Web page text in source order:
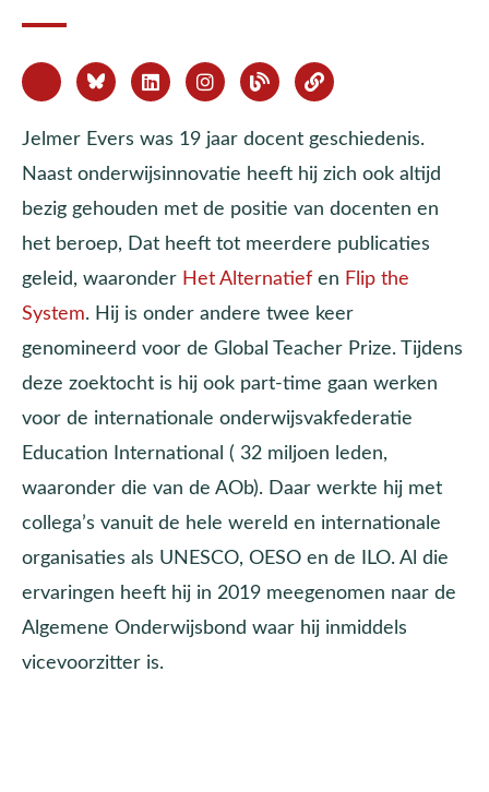
Jelmer Evers was 19 jaar docent geschiedenis.
Naast onderwijsinnovatie heeft hij zich ook altijd
bezig gehouden met de positie van docenten en
het beroep, Dat heeft tot meerdere publicaties
geleid, waaronder Het Alternatief en Flip the
System. Hij is onder andere twee keer
genomineerd voor de Global Teacher Prize. Tijdens
deze zoektocht is hij ook part-time gaan werken
voor de internationale onderwijsvakfederatie
Education International ( 32 miljoen leden,
waaronder die van de AOb). Daar werkte hij met
collega’s vanuit de hele wereld en internationale
organisaties als UNESCO, OESO en de ILO. Al die
ervaringen heeft hij in 2019 meegenomen naar de
Algemene Onderwijsbond waar hij inmiddels
vicevoorzitter is.